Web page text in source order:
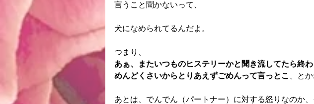
言うこと聞かないって、
犬になめられてるんだよ。
つまり、
あぁ、またいつものヒステリーかと聞き流してたら終わ
めんどくさいからとりあえずごめんって言っとこ
、とか
あとは、でんでん（パートナー）に対する怒りなのか